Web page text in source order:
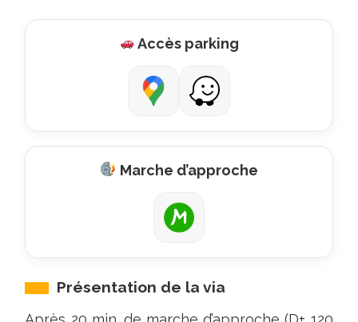
peut
GPS
(sur
Accès parking
Marche d’approche
Présentation de la via